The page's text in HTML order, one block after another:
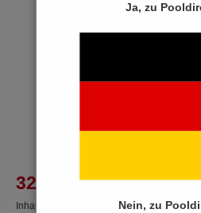
Ja, zu
Nein, zu
32,90 €* %
Inhalt: